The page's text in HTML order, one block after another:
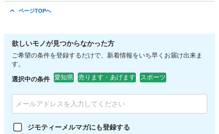
ページTOPへ
欲しいモノが見つからなかった方
ご希望の条件を登録するだけで、新着情報をいち早くお届け出来ま
す。
選択中の条件 愛知県 売ります・あげます スポーツ
ジモティーメルマガにも登録する